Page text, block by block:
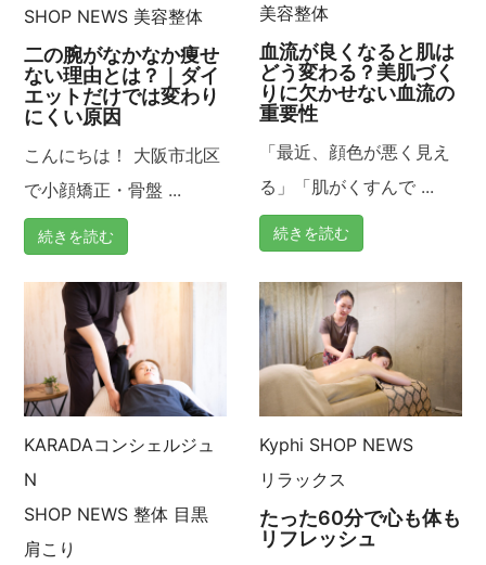
シ
ョ
ン
SHOP NEWS 美容整体
二の腕がなかなか痩せ
ない理由とは？｜ダイ
エットだけでは変わり
にくい原因
こんにちは！ 大阪市北区
で小顔矯正・骨盤 ...
続きを読む
美容整体
血流が良くなると肌は
どう変わる？美肌づく
りに欠かせない血流の
重要性
「最近、顔色が悪く見え
る」「肌がくすんで ...
続きを読む
KARADAコンシェルジュ
N
SHOP NEWS 整体 目黒
肩こり
Kyphi SHOP NEWS
リラックス
たった60分で心も体も
リフレッシュ